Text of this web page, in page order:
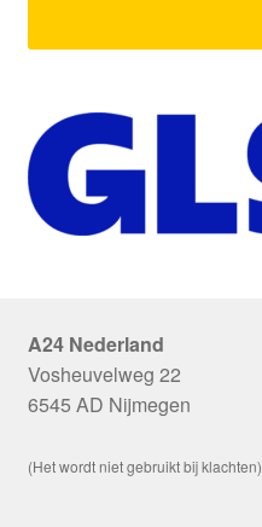
A24 Nederland
Vosheuvelweg 22
6545 AD Nijmegen
(Het wordt niet gebruikt bij klachten)